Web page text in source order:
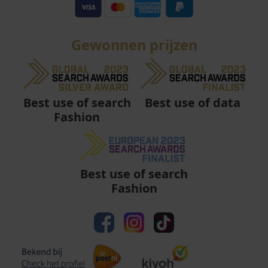
Gewonnen prijzen
Best use of search
Fashion
Best use of data
Best use of search
Fashion